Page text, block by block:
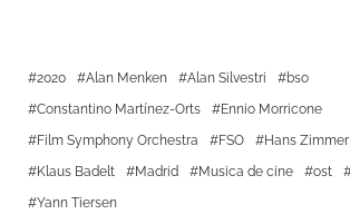
2020 Alan Menken Alan Silvestri
bso
Constantino Martínez-Orts
Ennio Morricone
Film Symphony Orchestra
FSO Hans Zimmer
Klaus Badelt
Madrid Musica de cine ost
Yann Tiersen